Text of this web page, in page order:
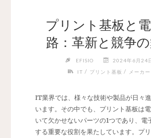
プリント基板と
路：革新と競争
EFISIO
2024年6月24
IT / プリント基板 / メーカー
IT業界では、様々な技術や製品が日々
います。 その中でも、プリント基板は
いて欠かせないパーツの1つであり、電
する重要な役割を果たしています。プ